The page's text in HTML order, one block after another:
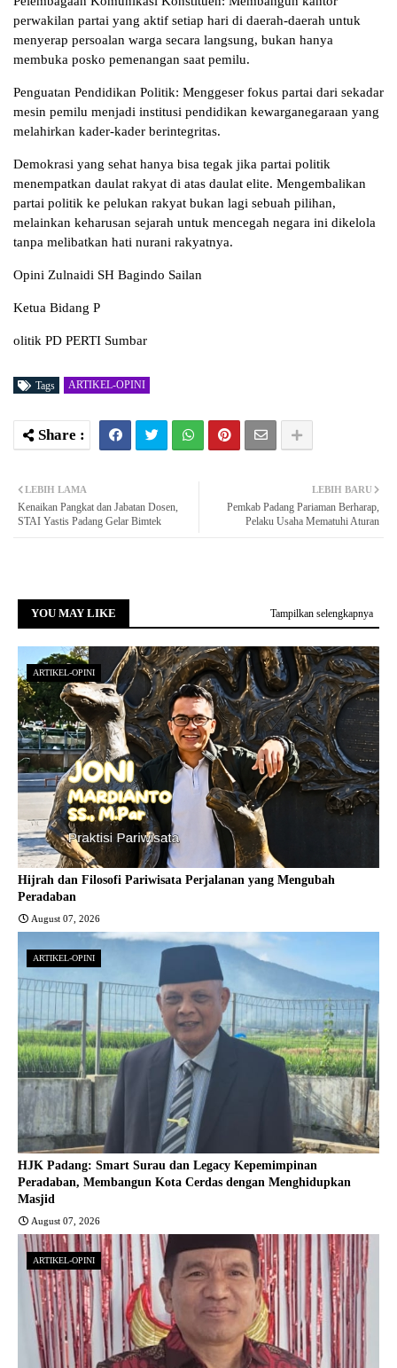
perwakilan partai yang aktif setiap hari di daerah-daerah untuk
menyerap persoalan warga secara langsung, bukan hanya
membuka posko pemenangan saat pemilu.
Penguatan Pendidikan Politik: Menggeser fokus partai dari sekadar
mesin pemilu menjadi institusi pendidikan kewarganegaraan yang
melahirkan kader-kader berintegritas.
Demokrasi yang sehat hanya bisa tegak jika partai politik
menempatkan daulat rakyat di atas daulat elite. Mengembalikan
partai politik ke pelukan rakyat bukan lagi sebuah pilihan,
melainkan keharusan sejarah untuk mencegah negara ini dikelola
tanpa melibatkan hati nurani rakyatnya.
Opini Zulnaidi SH Bagindo Sailan
Ketua Bidang P
olitik PD PERTI Sumbar
Tags ARTIKEL-OPINI
LEBIH BARU
Pemkab Padang Pariaman Berharap,
Pelaku Usaha Mematuhi Aturan
LEBIH LAMA
Kenaikan Pangkat dan Jabatan Dosen,
STAI Yastis Padang Gelar Bimtek
YOU MAY LIKE Tampilkan selengkapnya
ARTIKEL-OPINI
Hijrah dan Filosofi Pariwisata Perjalanan yang Mengubah
Peradaban
August 07, 2026
ARTIKEL-OPINI
HJK Padang: Smart Surau dan Legacy Kepemimpinan
Peradaban, Membangun Kota Cerdas dengan Menghidupkan
Masjid
August 07, 2026
ARTIKEL-OPINI